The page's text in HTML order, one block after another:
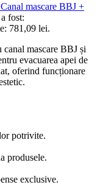
mascare BBJ +
fost:
781,09 lei.
mascare BBJ și
evacuarea apei de
oferind funcționare
potrivite.
produsele.
exclusive.